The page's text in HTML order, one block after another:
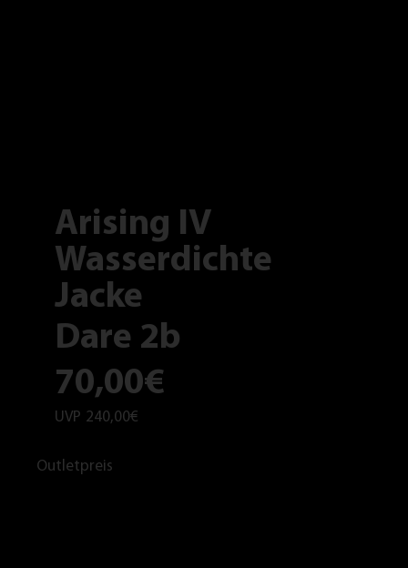
Arising IV
Wasserdichte
Jacke
Dare 2b
70,00€
UVP 240,00€
Outletpreis